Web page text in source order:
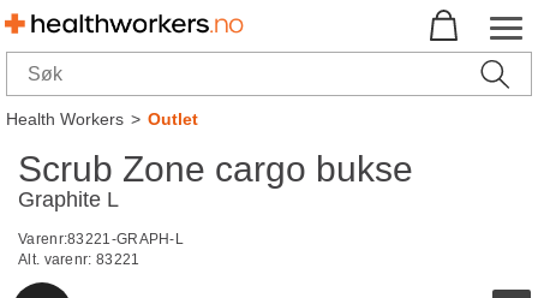
Health Workers>Outlet
Scrub Zone cargo bukse
Graphite L
Varenr:83221-GRAPH-L
Alt. varenr: 83221